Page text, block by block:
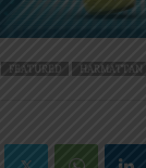
FEATURED HARMATTAN